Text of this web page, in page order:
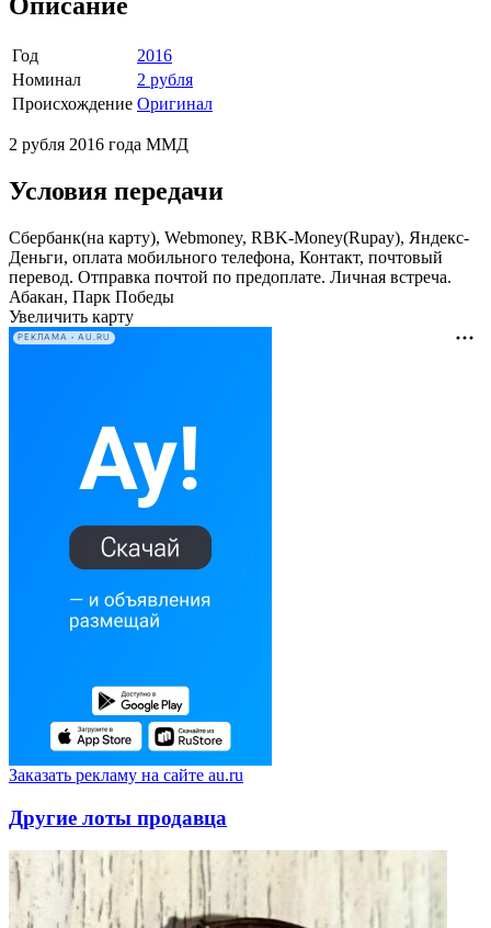
Описание
Год
2016
Номинал
2 рубля
Происхождение Оригинал
2 рубля 2016 года ММД
Условия передачи
Сбербанк(на карту), Webmoney, RBK-Money(Rupay), Яндекс-
Деньги, оплата мобильного телефона, Контакт, почтовый
перевод. Отправка почтой по предоплате. Личная встреча.
Абакан, Парк Победы
Увеличить карту
РЕКЛАМА • AU.RU
Заказать рекламу на сайте au.ru
Другие лоты продавца